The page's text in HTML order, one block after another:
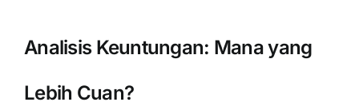
Analisis Keuntungan: Mana yang
Lebih Cuan?